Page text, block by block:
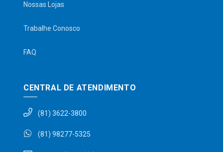
Nossas Lojas
Trabalhe Conosco
FAQ
CENTRAL DE ATENDIMENTO
(81) 3622-3800
(81) 98277-5325